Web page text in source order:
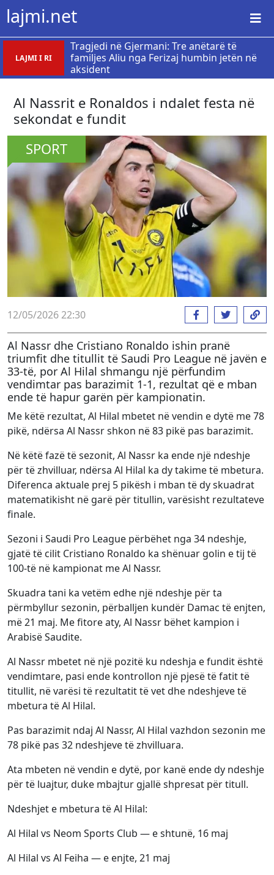
lajmi.net
LAJMI I RI
Tragjedi në Gjermani: Tre anëtarë të
familjes Aliu nga Ferizaj humbin jetën në
aksident
Al Nassrit e Ronaldos i ndalet festa në
sekondat e fundit
SPORT
12/05/2026 22:30
Al Nassr dhe Cristiano Ronaldo ishin pranë
triumfit dhe titullit të Saudi Pro League në javën e
33-të, por Al Hilal shmangu një përfundim
vendimtar pas barazimit 1-1, rezultat që e mban
ende të hapur garën për kampionatin.
Me këtë rezultat, Al Hilal mbetet në vendin e dytë me 78
pikë, ndërsa Al Nassr shkon në 83 pikë pas barazimit.
Në këtë fazë të sezonit, Al Nassr ka ende një ndeshje
për të zhvilluar, ndërsa Al Hilal ka dy takime të mbetura.
Diferenca aktuale prej 5 pikësh i mban të dy skuadrat
matematikisht në garë për titullin, varësisht rezultateve
finale.
Sezoni i Saudi Pro League përbëhet nga 34 ndeshje,
gjatë të cilit Cristiano Ronaldo ka shënuar golin e tij të
100-të në kampionat me Al Nassr.
Skuadra tani ka vetëm edhe një ndeshje për ta
përmbyllur sezonin, përballjen kundër Damac të enjten,
më 21 maj. Me fitore aty, Al Nassr bëhet kampion i
Arabisë Saudite.
Al Nassr mbetet në një pozitë ku ndeshja e fundit është
vendimtare, pasi ende kontrollon një pjesë të fatit të
titullit, në varësi të rezultatit të vet dhe ndeshjeve të
mbetura të Al Hilal.
Pas barazimit ndaj Al Nassr, Al Hilal vazhdon sezonin me
78 pikë pas 32 ndeshjeve të zhvilluara.
Ata mbeten në vendin e dytë, por kanë ende dy ndeshje
për të luajtur, duke mbajtur gjallë shpresat për titull.
Ndeshjet e mbetura të Al Hilal:
Al Hilal vs Neom Sports Club — e shtunë, 16 maj
Al Hilal vs Al Feiha — e enjte, 21 maj